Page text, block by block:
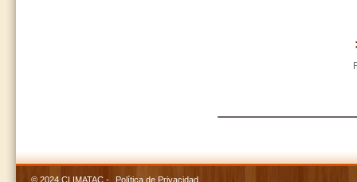
© 2024 CLIMATAC - Política de Privacidad